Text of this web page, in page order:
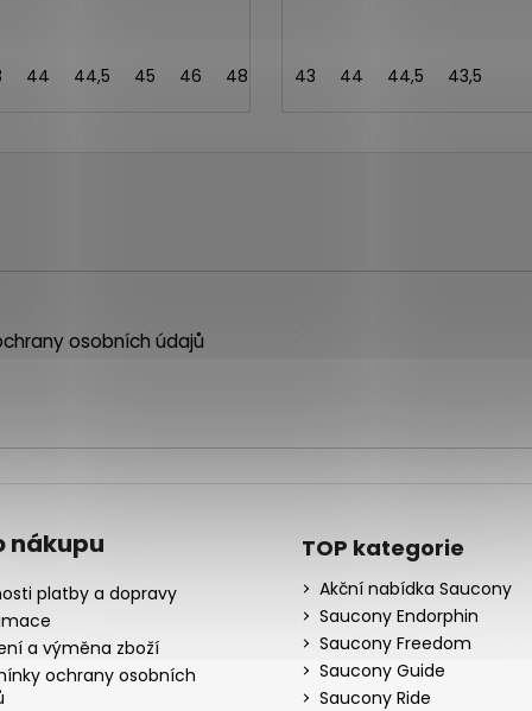
44 44,5 45 46 48 43,543 44 44,5 43,5
osobních údajů
nákupu
platby a dopravy
a výměna zboží
ochrany osobních
TOP kategorie
Akční nabídka Saucony
Saucony Endorphin
Saucony Freedom
Saucony Guide
Saucony Ride